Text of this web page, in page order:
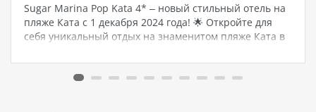
Sugar Marina Pop Kata 4* – новый стильный отель на
пляже Ката с 1 декабря 2024 года! 🌟 Откройте для
себя уникальный отдых на знаменитом пляже Ката в
высоким уровнем сервиса и стильными…